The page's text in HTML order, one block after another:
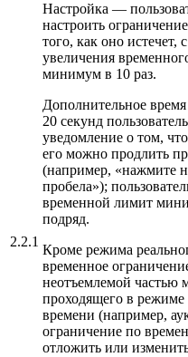
2.2.1
Настройка —
настроить
того, как оно истечет,
увеличения
минимум в 10 раз.
Дополнительное
20 секунд
уведомление о том,
его можно продлить
(например, «нажмите
пробела»);
временной лимит
подряд.
Кроме режима
временное
неотъемлемой частью
проходящего в режиме
времени (например,
ограничение по
отложить или